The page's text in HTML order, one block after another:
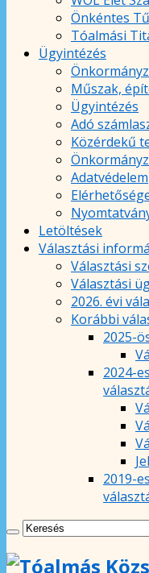
Önkéntes
Tóalmási
Ügyintézés
Műszak,
Ügyintézés
Adó
Közérdekű
Adatvédelem
Letöltések
Választási
Választási
Választási
2026. évi
Korábbi
2025-
2024-
2019-